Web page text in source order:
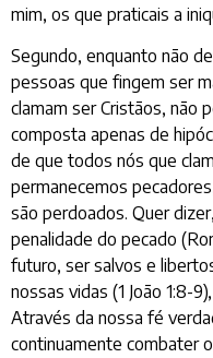
mim, os que praticais a
Segundo, enquanto não
pessoas que fingem ser
clamam ser Cristãos, não
composta apenas de
de que todos nós que
permanecemos
são perdoados. Quer
penalidade do pecado
futuro, ser salvos e
nossas vidas (1 João 1:8-
Através da nossa fé
continuamente combater